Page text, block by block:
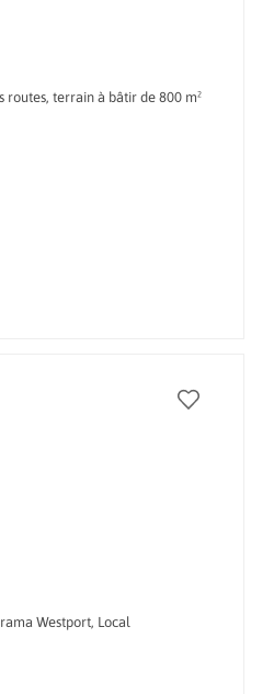
routes, terrain à bâtir de 800 m²
Westport, Local